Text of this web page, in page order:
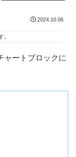
2024.10.06
。
ャートブロックに